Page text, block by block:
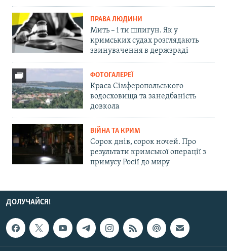
ПРАВА ЛЮДИНИ
Мить – і ти шпигун. Як у
кримських судах розглядають
звинувачення в держзраді
ФОТОГАЛЕРЕЇ
Краса Сімферопольського
водосховища та занедбаність
довкола
ВІЙНА ТА КРИМ
Сорок днів, сорок ночей. Про
результати кримської операції з
примусу Росії до миру
ДОЛУЧАЙСЯ!